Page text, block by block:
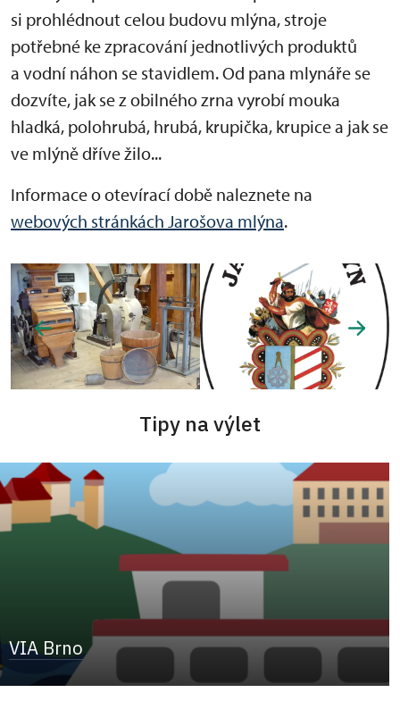
si prohlédnout celou budovu mlýna, stroje
potřebné ke zpracování jednotlivých produktů
a vodní náhon se stavidlem. Od pana mlynáře se
dozvíte, jak se z obilného zrna vyrobí mouka
hladká, polohrubá, hrubá, krupička, krupice a jak se
ve mlýně dříve žilo...
Informace o otevírací době naleznete na
webových stránkách Jarošova mlýna.
Tipy na výlet
VIA Brno